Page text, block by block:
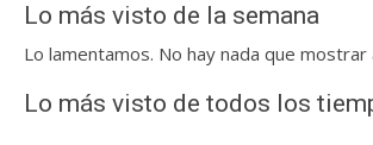
Lo más visto de la semana
Lo lamentamos. No hay nada que mostrar
Lo más visto de todos los